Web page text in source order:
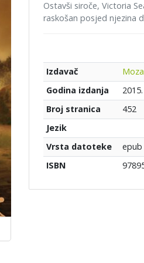
Ostavši siroče, Victoria
raskošan posjed njezina
Izdavač
Godina izdanja
2015.
Broj stranica
452
Jezik
Vrsta datoteke
epub
ISBN